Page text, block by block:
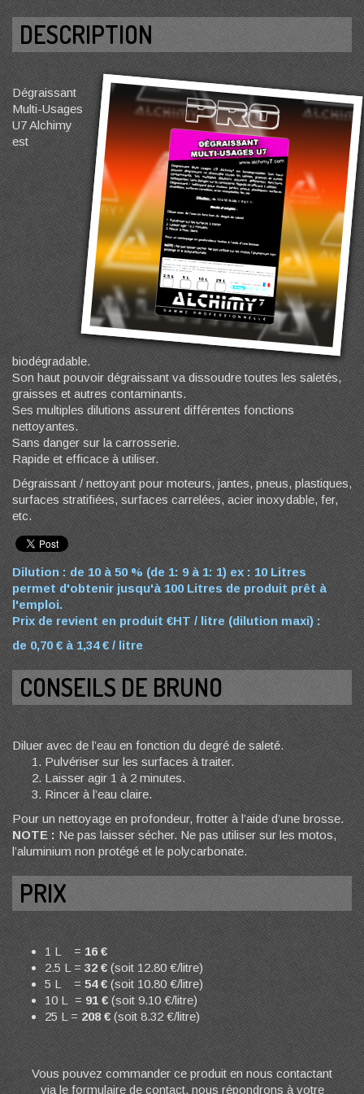
DESCRIPTION
Dégraissant
Multi-Usages
U7 Alchimy
est
biodégradable.
Son haut pouvoir dégraissant va dissoudre toutes les saletés,
graisses et autres contaminants.
Ses multiples dilutions assurent différentes fonctions
nettoyantes.
Sans danger sur la carrosserie.
Rapide et efficace à utiliser.
Dégraissant / nettoyant pour moteurs, jantes, pneus, plastiques,
surfaces stratifiées, surfaces carrelées, acier inoxydable, fer,
etc.
Dilution : de 10 à 50 % (de 1: 9 à 1: 1) ex : 10 Litres
permet d'obtenir jusqu'à 100 Litres de produit prêt à
l'emploi.
Prix de revient en produit €HT / litre (dilution maxi) :
de 0,70 € à 1,34 € / litre
CONSEILS DE BRUNO
Diluer avec de l’eau en fonction du degré de saleté.
Pulvériser sur les surfaces à traiter.
Laisser agir 1 à 2 minutes.
Rincer à l’eau claire.
Pour un nettoyage en profondeur, frotter à l’aide d’une brosse.
NOTE : Ne pas laisser sécher. Ne pas utiliser sur les motos,
l’aluminium non protégé et le polycarbonate.
PRIX
1 L = 16 €
2.5 L = 32 €(soit 12.80 €/litre)
5 L = 54 € (soit 10.80 €/litre)
10 L =91 €(soit 9.10 €/litre)
25 L = 208 € (soit 8.32 €/litre)
Vous pouvez commander ce produit en nous contactant
via le formulaire de contact, nous répondrons à votre